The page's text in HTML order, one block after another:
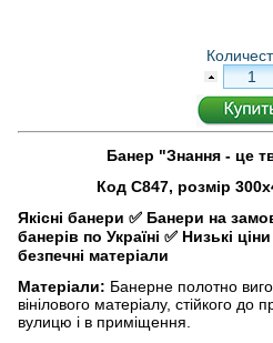
Банер "Знання - це
Код С847, розмір
Якісні банери ✅ Банери на
банерів по Україні ✅ Низькі ціни
безпечні матеріали
Матеріали: Банерне полотно
вінілового матеріалу, стійкого
вулицю і в приміщення.